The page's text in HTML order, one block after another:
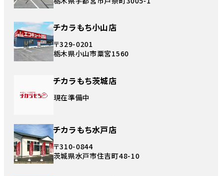
チカラもち小山店
〒329-0201
栃木県小山市粟宮1560
チカラもち茨城店
現在準備中
チカラもち水戸店
〒310-0844
茨城県水戸市住吉町48-10